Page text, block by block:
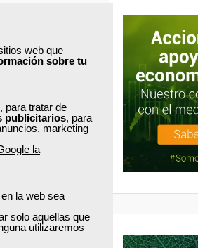
web que
sobre tu
, para tratar de
publicitarios, para
marketing
la
la web sea
solo aquellas que
utilizaremos